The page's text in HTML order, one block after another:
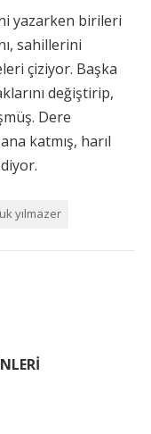
yazarken birileri
sahillerini
çiziyor. Başka
değiştirip,
Dere
katmış, harıl
yılmazer